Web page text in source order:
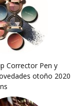
Corrector Pen y
otoño 2020